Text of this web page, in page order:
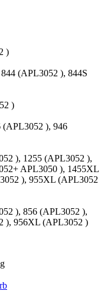
)
(APL3052 ), 844S
)
(APL3052 ), 946
), 1255 (APL3052 ),
APL3050 ), 1455XL
), 955XL (APL3052
), 856 (APL3052 ),
), 956XL (APL3052 )